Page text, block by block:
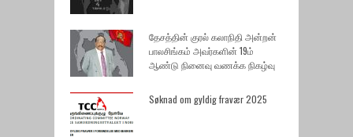
தேசத்தின் குரல் கலாநிதி அன்றன்
பாலசிங்கம் அவர்களின் 19ம்
ஆண்டு நினைவு வணக்க நிகழ்வு
Søknad om gyldig fravær 2025